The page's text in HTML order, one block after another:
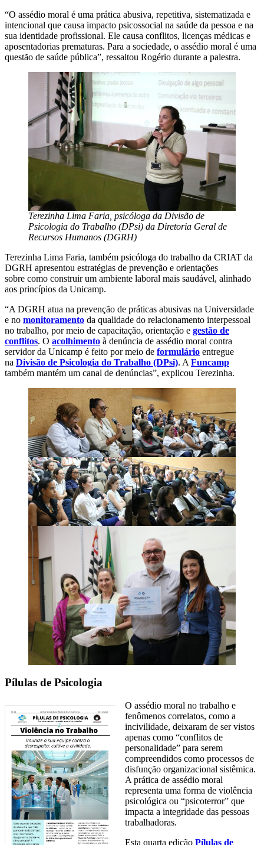
“O assédio moral é uma prática abusiva, repetitiva, sistematizada e
intencional que causa impacto psicossocial na saúde da pessoa e na
sua identidade profissional. Ele causa conflitos, licenças médicas e
aposentadorias prematuras. Para a sociedade, o assédio moral é uma
questão de saúde pública”, ressaltou Rogério durante a palestra.
Terezinha Lima Faria, psicóloga da Divisão de
Psicologia do Trabalho (DPsi) da Diretoria Geral de
Recursos Humanos (DGRH)
Terezinha Lima Faria, também psicóloga do trabalho da CRIAT da
DGRH apresentou estratégias de prevenção e orientações
sobre como construir um ambiente laboral mais saudável, alinhado
aos princípios da Unicamp.
“A DGRH atua na prevenção de práticas abusivas na Universidade
e no monitoramento da qualidade do relacionamento interpessoal
no trabalho, por meio de capacitação, orientação e gestão de
conflitos. O acolhimento à denúncia de assédio moral contra
servidor da Unicamp é feito por meio de formulário entregue
na Divisão de Psicologia do Trabalho (DPsi). A Funcamp
também mantém um canal de denúncias”, explicou Terezinha.
Pílulas de Psicologia
O assédio moral no trabalho e
fenômenos correlatos, como a
incivilidade, deixaram de ser vistos
apenas como “conflitos de
personalidade” para serem
compreendidos como processos de
disfunção organizacional sistêmica.
A prática de assédio moral
representa uma forma de violência
psicológica ou “psicoterror” que
impacta a integridade das pessoas
trabalhadoras.
Esta quarta edição Pílulas de